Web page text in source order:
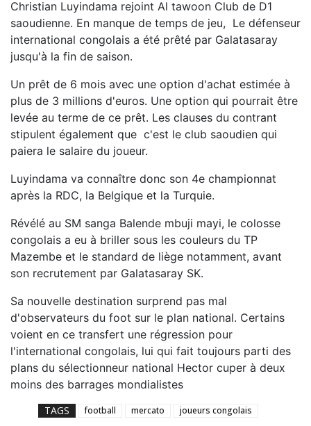
Christian Luyindama rejoint Al tawoon Club de D1
saoudienne. En manque de temps de jeu, Le défenseur
international congolais a été prêté par Galatasaray
jusqu'à la fin de saison.
Un prêt de 6 mois avec une option d'achat estimée à
plus de 3 millions d'euros. Une option qui pourrait être
levée au terme de ce prêt. Les clauses du contrant
stipulent également que c'est le club saoudien qui
paiera le salaire du joueur.
Luyindama va connaître donc son 4e championnat
après la RDC, la Belgique et la Turquie.
Révélé au SM sanga Balende mbuji mayi, le colosse
congolais a eu à briller sous les couleurs du TP
Mazembe et le standard de liège notamment, avant
son recrutement par Galatasaray SK.
Sa nouvelle destination surprend pas mal
d'observateurs du foot sur le plan national. Certains
voient en ce transfert une régression pour
l'international congolais, lui qui fait toujours parti des
plans du sélectionneur national Hector cuper à deux
moins des barrages mondialistes
TAGS football mercato joueurs congolais